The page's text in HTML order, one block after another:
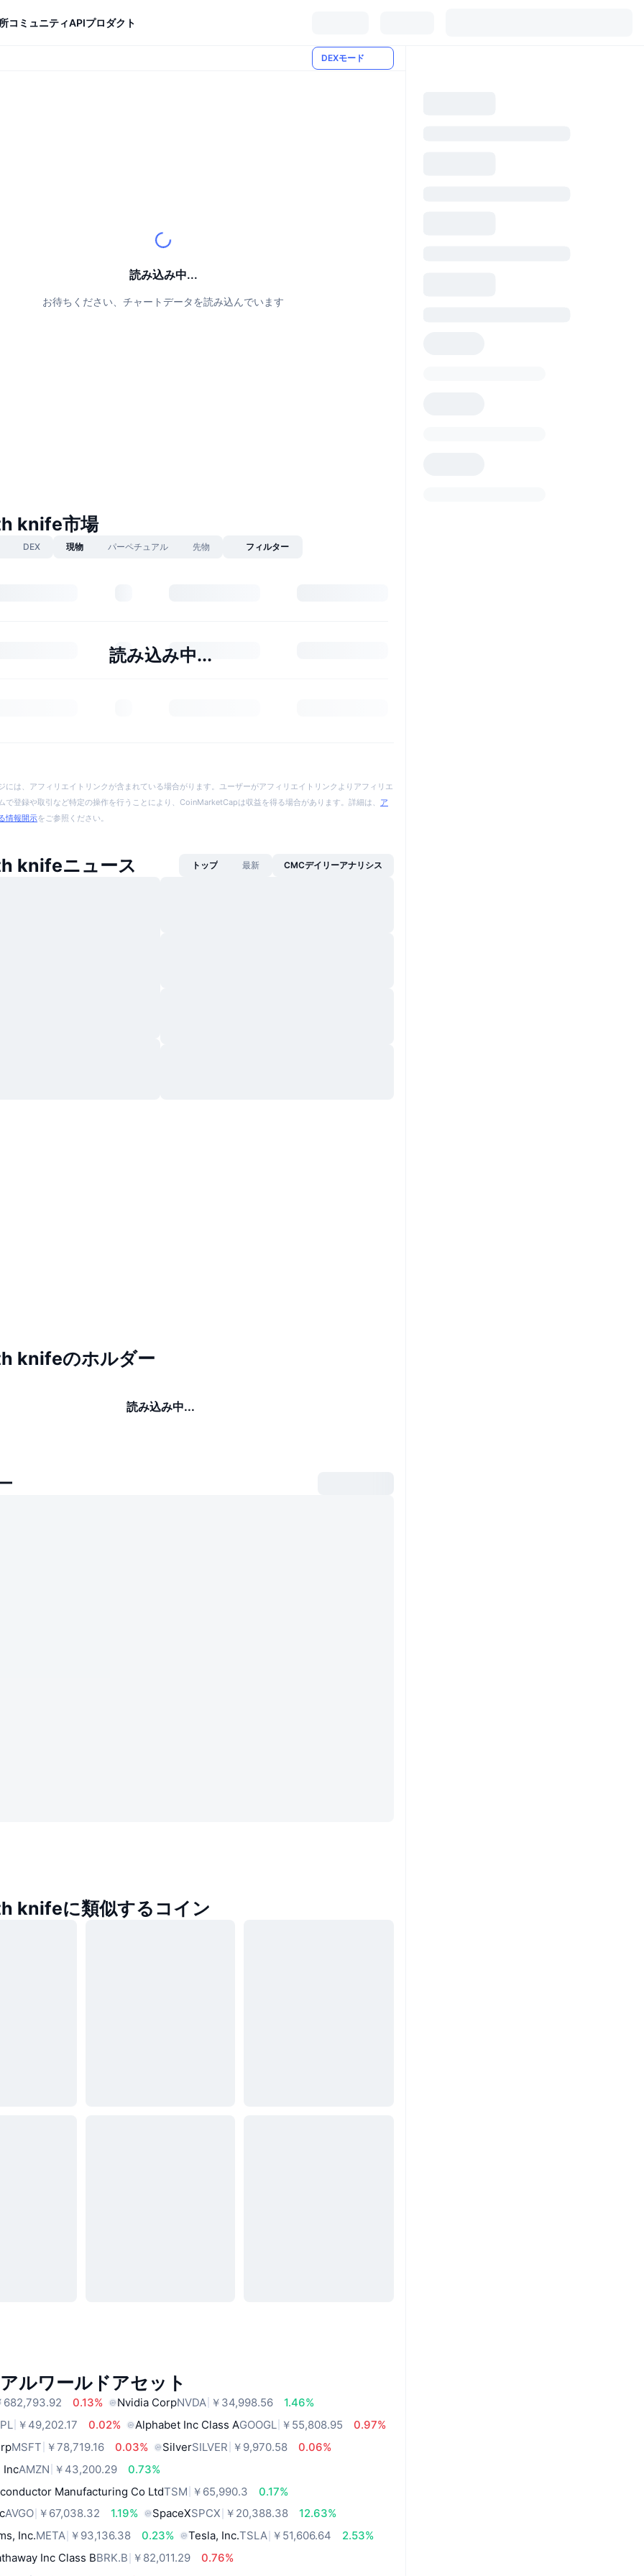
コミュニティAPIプロダクト
DEXモード
読み込み中...
お待ちください、チャートデータを読み込んでいます
knife市場
DEX 現物 パーペチュアル 先物 フィルター
読み込み中...
には、アフィリエイトリンクが含まれている場合がります。ユーザーがアフィリエイトリンクよりアフィリエ
で登録や取引など特定の操作を行うことにより、CoinMarketCapは収益を得る場合があります。詳細は、 ア
情報開示をご参照ください。
knifeニュース トップ 最新 CMCデイリーアナリシス
knifeのホルダー
読み込み中...
knifeに類似するコイン
ルワールドアセット
682,793.92 0.13% Nvidia CorpNVDA ￥34,998.56
1.46%
￥49,202.17 0.02% Alphabet Inc Class AGOOGL ￥55,808.95
0.97%
MSFT ￥78,719.16 0.03% SilverSILVER ￥9,970.58
0.06%
IncAMZN ￥43,200.29
0.73%
Manufacturing Co LtdTSM ￥65,990.3
0.17%
AVGO ￥67,038.32 1.19% SpaceXSPCX ￥20,388.38
12.63%
Inc.META ￥93,136.38 0.23% Tesla, Inc.TSLA ￥51,606.64
2.53%
Inc Class BBRK.B ￥82,011.29
0.76%